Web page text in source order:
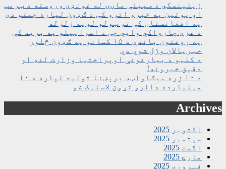
زیلینسکي د سپینې ماڼۍ له غونډې وروسته د ټرمپ
او پوتین په خبرو اترو کې د ګډون لپاره چمتو دی
په افغانستان کې تر ټولو لویه زلزله
د غزې چارواکي وايي چې د اسراییلو په برید کې
په روغتون باندې د ۱۵ کسانو په ګډون څلور
خبریالان وژل شوي دي
د کلیو د بیارغونې اوپراختیا وزارت لنډ او
دقیق خبرونه!
د ۱۰ زره میګاواټه برېښنا تولید لپاره د ۱۰
میلیارده ډالرو تړون لاسلیک شو
Archives
اکتوبر 2025
سپتمبر 2025
اگست 2025
مارچ 2025
فبروري 2025